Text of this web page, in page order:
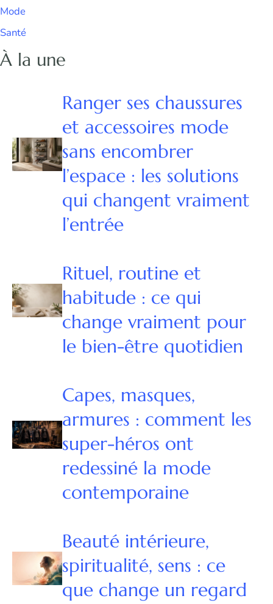
Mode
Santé
À la une
Ranger ses chaussures
et accessoires mode
sans encombrer
l’espace : les solutions
qui changent vraiment
l’entrée
Rituel, routine et
habitude : ce qui
change vraiment pour
le bien-être quotidien
Capes, masques,
armures : comment les
super-héros ont
redessiné la mode
contemporaine
Beauté intérieure,
spiritualité, sens : ce
que change un regard